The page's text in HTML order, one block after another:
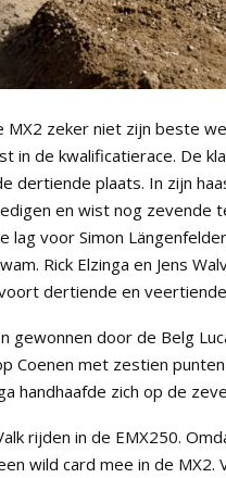
MX2 zeker niet zijn beste
in de kwalificatierace. De
dertiende plaats. In zijn
en wist nog zevende
lag voor Simon
Rick Elzinga en Jens
dertiende en
gewonnen door de Belg
Coenen met zestien
handhaafde zich op de
rijden in de EMX250.
wild card mee in de